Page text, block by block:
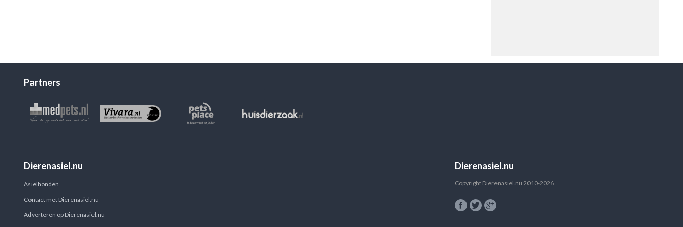
Partners
Dierenasiel.nu
Asielhonden
Contact met Dierenasiel.nu
Adverteren op Dierenasiel.nu
Dierenasiel.nu
Copyright Dierenasiel.nu 2010-2026